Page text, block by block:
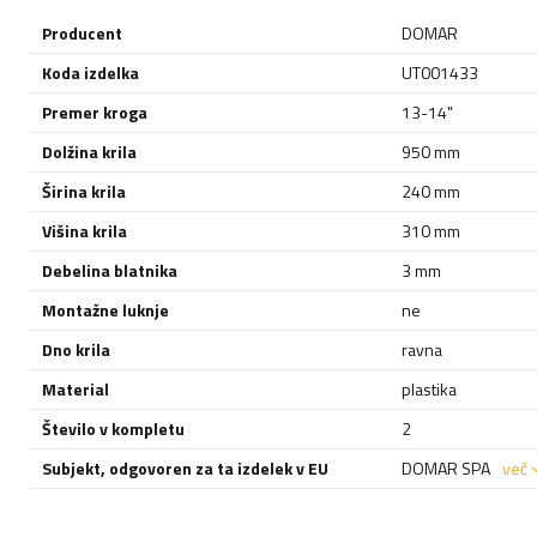
Producent
DOMAR
Koda izdelka
UT001433
Premer kroga
13-14"
Dolžina krila
950 mm
Širina krila
240 mm
Višina krila
310 mm
Debelina blatnika
3 mm
Montažne luknje
ne
Dno krila
ravna
Material
plastika
Število v kompletu
2
Subjekt, odgovoren za ta izdelek v EU
DOMAR SPA več